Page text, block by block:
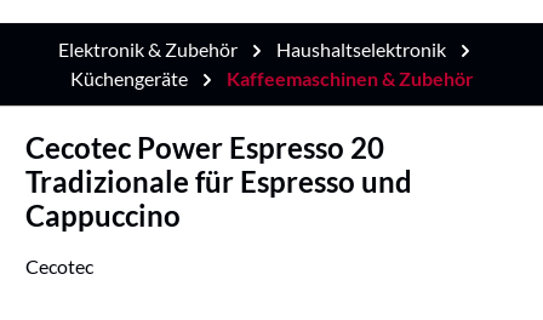
Elektronik & Zubehör
Haushaltselektronik
Küchengeräte
Kaffeemaschinen & Zubehör
Cecotec Power Espresso 20
Tradizionale für Espresso und
Cappuccino
Cecotec